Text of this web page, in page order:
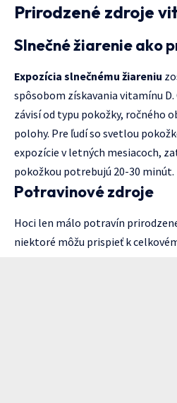
Prirodzené zdroje
Slnečné žiarenie ako
Expozícia slnečnému žiareniu
spôsobom získavania vitamínu
závisí od typu pokožky, ročného
polohy. Pre ľudí so svetlou
expozície v letných mesiacoch,
pokožkou potrebujú 20-30 minút.
Potravinové zdroje
Hoci len málo potravín
niektoré môžu prispieť k